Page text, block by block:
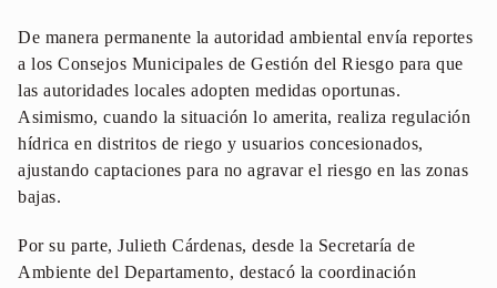
De manera permanente la autoridad ambiental envía reportes
a los Consejos Municipales de Gestión del Riesgo para que
las autoridades locales adopten medidas oportunas.
Asimismo, cuando la situación lo amerita, realiza regulación
hídrica en distritos de riego y usuarios concesionados,
ajustando captaciones para no agravar el riesgo en las zonas
bajas.
Por su parte, Julieth Cárdenas, desde la Secretaría de
Ambiente del Departamento, destacó la coordinación